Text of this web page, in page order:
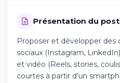
Présentation du
Proposer et développer des
sociaux (Instagram,
et vidéo (Reels, stories,
courtes à partir d’un
Continuer sur
Téléchargez l'app